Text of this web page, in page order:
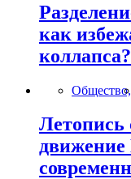
как
коллапса?
Общество,
Летопись